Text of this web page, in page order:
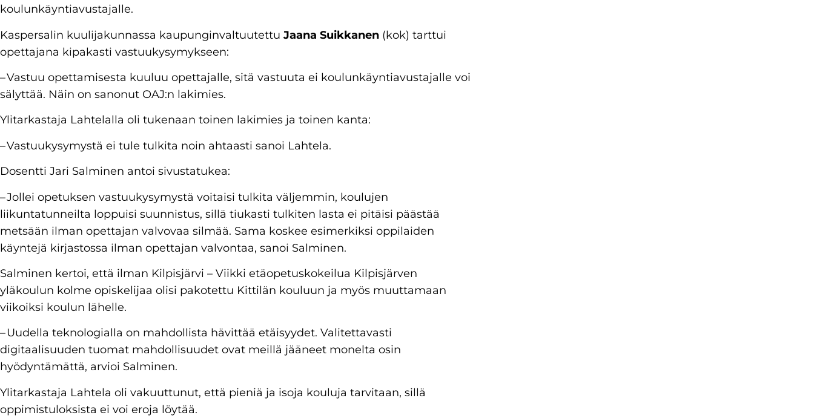
koulunkäyntiavustajalle.
Kaspersalin kuulijakunnassa kaupunginvaltuutettuJaana Suikkanen (kok) tarttui
opettajana kipakasti vastuukysymykseen:
– Vastuu opettamisesta kuuluu opettajalle, sitä vastuuta ei koulunkäyntiavustajalle voi
sälyttää. Näin on sanonut OAJ:n lakimies.
Ylitarkastaja Lahtelalla oli tukenaan toinen lakimies ja toinen kanta:
– Vastuukysymystä ei tule tulkita noin ahtaasti sanoi Lahtela.
Dosentti Jari Salminen antoi sivustatukea:
– Jollei opetuksen vastuukysymystä voitaisi tulkita väljemmin, koulujen
liikuntatunneilta loppuisi suunnistus, sillä tiukasti tulkiten lasta ei pitäisi päästää
metsään ilman opettajan valvovaa silmää. Sama koskee esimerkiksi oppilaiden
käyntejä kirjastossa ilman opettajan valvontaa, sanoi Salminen.
Salminen kertoi, että ilman Kilpisjärvi – Viikki etäopetuskokeilua Kilpisjärven
yläkoulun kolme opiskelijaa olisi pakotettu Kittilän kouluun ja myös muuttamaan
viikoiksi koulun lähelle.
– Uudella teknologialla on mahdollista hävittää etäisyydet. Valitettavasti
digitaalisuuden tuomat mahdollisuudet ovat meillä jääneet monelta osin
hyödyntämättä, arvioi Salminen.
Ylitarkastaja Lahtela oli vakuuttunut, että pieniä ja isoja kouluja tarvitaan, sillä
oppimistuloksista ei voi eroja löytää.